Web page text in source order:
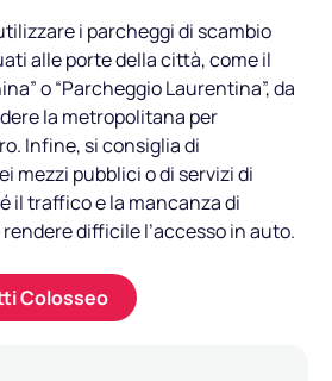
i parcheggi di scambio
alle porte della città, come il
o “Parcheggio Laurentina”, da
la metropolitana per
Infine, si consiglia di
mezzi pubblici o di servizi di
il traffico e la mancanza di
difficile l’accesso in auto.
Colosseo